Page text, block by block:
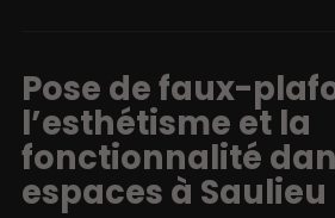
Pose de faux-
l’esthétisme et la
fonctionnalité
espaces à Saulieu